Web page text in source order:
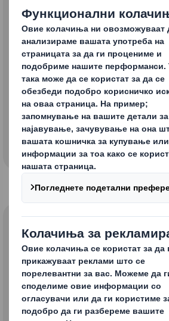
Стандарди за
добавувачи
Global Supplier Standard
Политики
Modern Slavery Policy